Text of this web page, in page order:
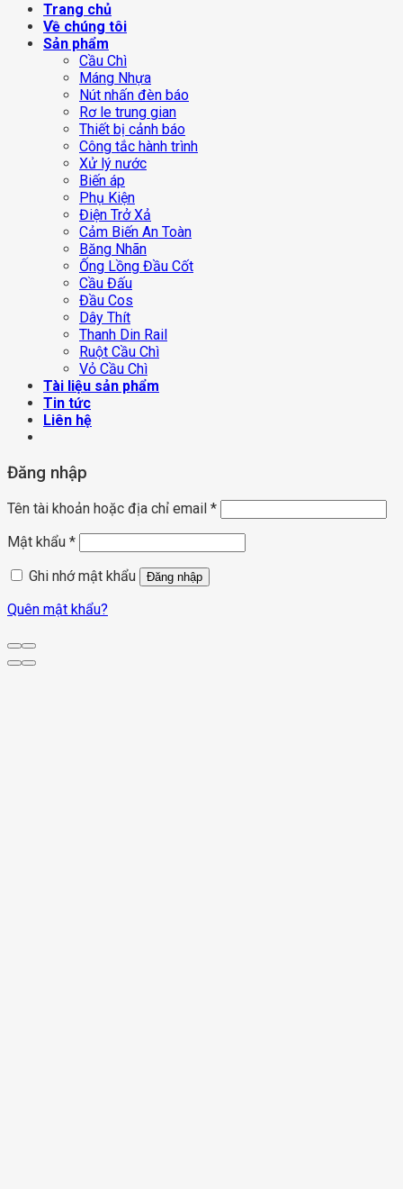
Trang chủ
Về chúng tôi
Sản phẩm
Cầu Chì
Máng Nhựa
Nút nhấn đèn báo
Rơ le trung gian
Thiết bị cảnh báo
Công tắc hành trình
Xử lý nước
Biến áp
Phụ Kiện
Điện Trở Xả
Cảm Biến An Toàn
Băng Nhãn
Ống Lồng Đầu Cốt
Cầu Đấu
Đầu Cos
Dây Thít
Thanh Din Rail
Ruột Cầu Chì
Vỏ Cầu Chì
Tài liệu sản phẩm
Tin tức
Liên hệ
Đăng nhập
Tên tài khoản hoặc địa chỉ email *
Mật khẩu *
Ghi nhớ mật khẩu
Đăng nhập
Quên mật khẩu?